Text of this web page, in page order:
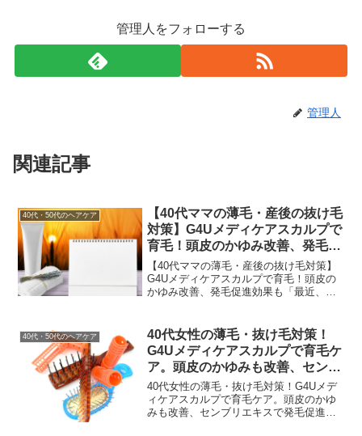
管理人をフォローする
管理人
関連記事
40代・50代のヘアケア
【40代ママの薄毛・産後の抜け毛
対策】G4Uメディケアスカルプで
育毛！頭皮のかゆみ改善、発毛促
進効果も
【40代ママの薄毛・産後の抜け毛対策】
G4Uメディケアスカルプで育毛！頭皮の
かゆみ改善、発毛促進効果も「最近、分
40代の女性の皆さん、特に小さなお子さ
んを育てながらお仕...
40代・50代のヘアケア
40代女性の薄毛・抜け毛対策！
G4Uメディケアスカルプで育毛ケ
ア。頭皮のかゆみも改善、センブ
リエキスで発毛促進
40代女性の薄毛・抜け毛対策！G4Uメデ
ィケアスカルプで育毛ケア。頭皮のかゆ
みも改善、センブリエキスで発毛促進